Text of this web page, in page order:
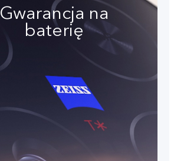
Gwarancja na
baterię